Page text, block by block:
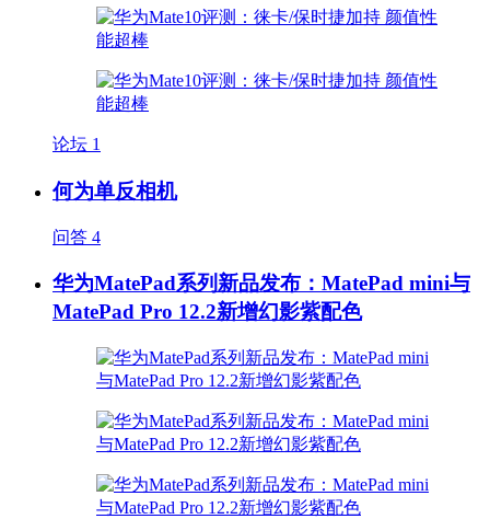
论坛 1
何为单反相机
问答 4
华为MatePad系列新品发布：MatePad mini与
MatePad Pro 12.2新增幻影紫配色